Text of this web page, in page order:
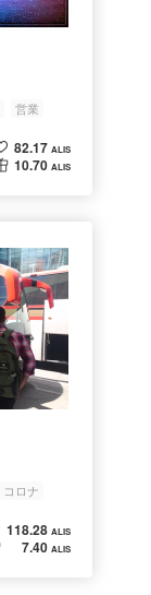
営業
82.17 ALIS
10.70 ALIS
コロナ
118.28 ALIS
7.40 ALIS